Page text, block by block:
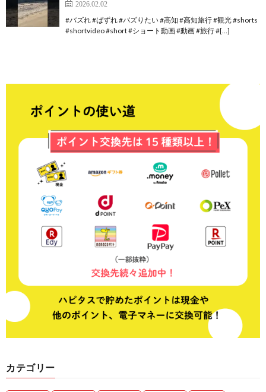
2026.02.02
#バズれ #ばずれ #バズりたい #高知 #高知旅行 #観光 #shorts
#shortvideo #short #ショート動画 #動画 #旅行 #[…]
カテゴリー